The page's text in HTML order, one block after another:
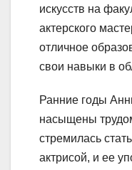
искусств на
актерского
отличное
свои навыки в
Ранние годы
насыщены
стремилась
актрисой, и ее